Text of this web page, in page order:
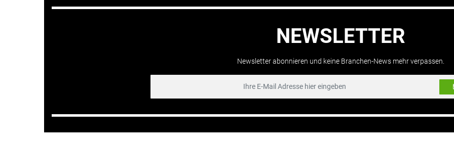
NEWSLETTER
Newsletter abonnieren und keine Branchen-News mehr verpassen.